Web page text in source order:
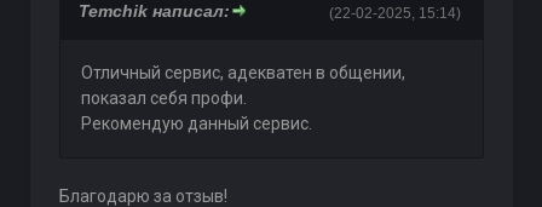
(22-02-2025, 15:14)
Temchik написал:
Отличный сервис, адекватен в общении,
показал себя профи.
Рекомендую данный сервис.
Благодарю за отзыв!